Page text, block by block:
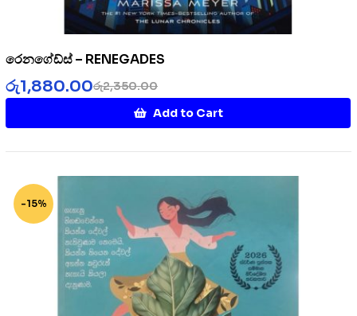
රෙනගේඩ්ස් – RENEGADES
රු2,350.00
රු1,880.00
Add to Cart
-15%